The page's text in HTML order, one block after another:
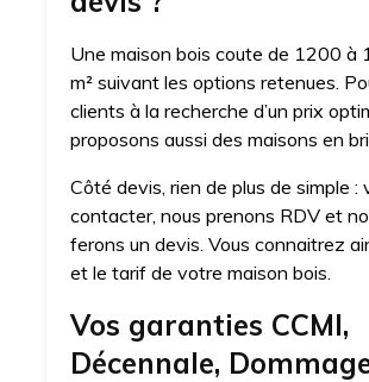
Une maison bois coute de 1200 à
m² suivant les options retenues.
clients à la recherche d’un prix
proposons aussi des maisons en
Côté devis, rien de plus de simple :
contacter, nous prenons RDV et
ferons un devis. Vous connaitrez
et le tarif de votre maison bois.
Vos garanties CCMI,
Décennale,